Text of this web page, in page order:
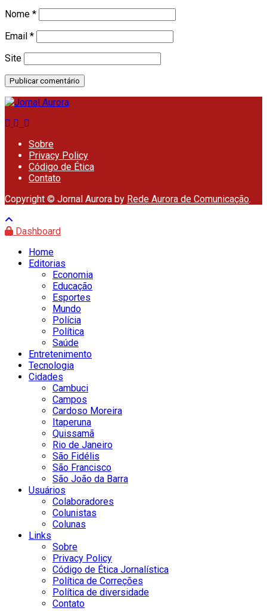
Nome *
Email *
Site
Sobre
Privacy Policy
Código de Ética
Contato
Copyright © Jornal Aurora by Rede Aurora de Comunicação.
Dashboard
Home
Editorias
Economia
Educação
Esportes
Mundo
Polícia
Política
Saúde
Entretenimento
Tecnologia
Cidades
Cambuci
Campos
Cardoso Moreira
Itaperuna
Quissamã
Rio de Janeiro
São Fidélis
São Francisco
São João da Barra
Usuários
Colaboradores
Colunistas
Colunas
Links
Sobre
Privacy Policy
Código de Ética Jornalística
Política de Correções
Política de diversidade
Contato